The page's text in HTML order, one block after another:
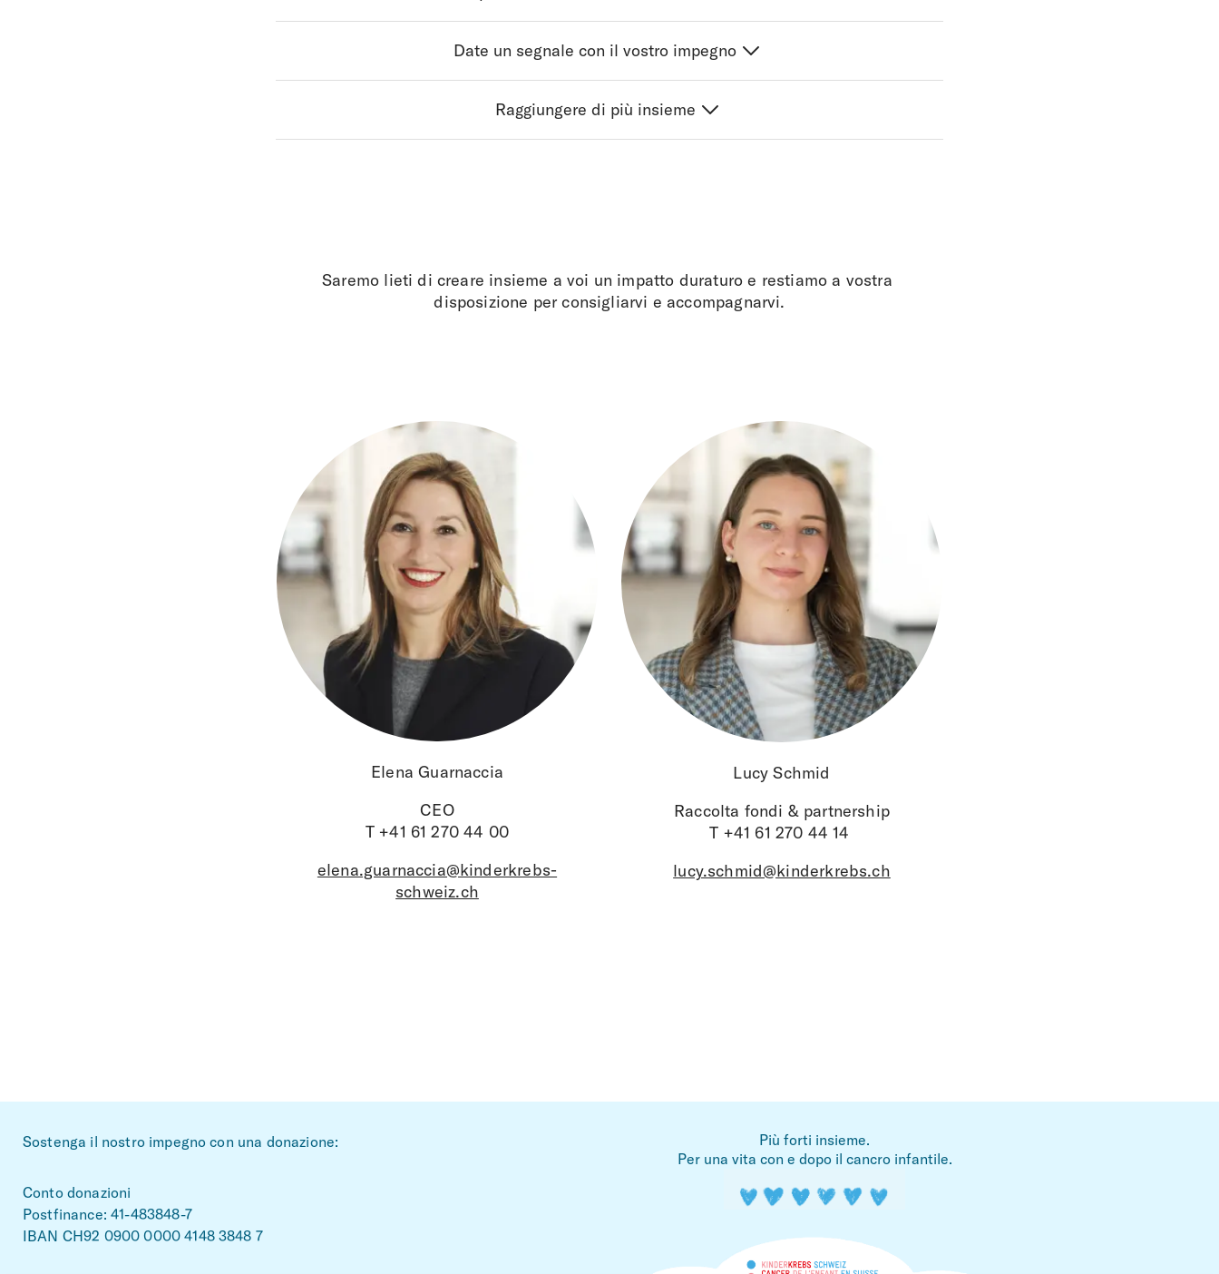
Date un segnale con il vostro impegno
Raggiungere di più insieme
Saremo lieti di creare insieme a voi un impatto duraturo e restiamo a vostra
disposizione per consigliarvi e accompagnarvi.
Elena Guarnaccia
CEO
T +41 61 270 44 00
elena.guarnaccia@kinderkrebs-
schweiz.ch
Lucy Schmid
Raccolta fondi & partnership
T +41 61 270 44 14
lucy.schmid@kinderkrebs.ch
~Footerbereich
Sostenga il nostro impegno con una donazione:
Conto donazioni
Postfinance: 41-483848-7
IBAN CH92 0900 0000 4148 3848 7
Più forti insieme.
Per una vita con e dopo il cancro infantile.